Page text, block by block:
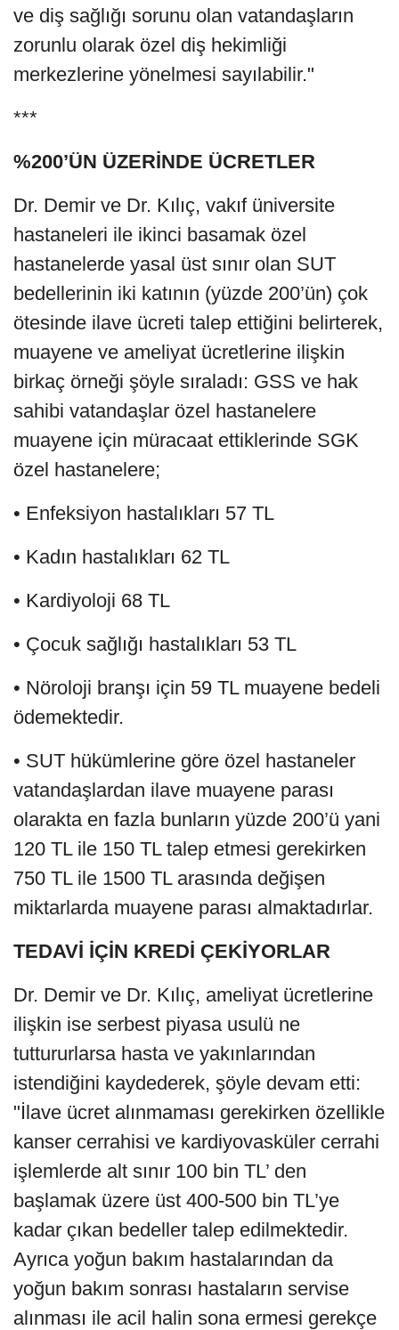
ve diş sağlığı sorunu olan vatandaşların
zorunlu olarak özel diş hekimliği
merkezlerine yönelmesi sayılabilir."
***
%200’ÜN ÜZERİNDE ÜCRETLER
Dr. Demir ve Dr. Kılıç, vakıf üniversite
hastaneleri ile ikinci basamak özel
hastanelerde yasal üst sınır olan SUT
bedellerinin iki katının (yüzde 200’ün) çok
ötesinde ilave ücreti talep ettiğini belirterek,
muayene ve ameliyat ücretlerine ilişkin
birkaç örneği şöyle sıraladı: GSS ve hak
sahibi vatandaşlar özel hastanelere
muayene için müracaat ettiklerinde SGK
özel hastanelere;
• Enfeksiyon hastalıkları 57 TL
• Kadın hastalıkları 62 TL
• Kardiyoloji 68 TL
• Çocuk sağlığı hastalıkları 53 TL
• Nöroloji branşı için 59 TL muayene bedeli
ödemektedir.
• SUT hükümlerine göre özel hastaneler
vatandaşlardan ilave muayene parası
olarakta en fazla bunların yüzde 200’ü yani
120 TL ile 150 TL talep etmesi gerekirken
750 TL ile 1500 TL arasında değişen
miktarlarda muayene parası almaktadırlar.
TEDAVİ İÇİN KREDİ ÇEKİYORLAR
Dr. Demir ve Dr. Kılıç, ameliyat ücretlerine
ilişkin ise serbest piyasa usulü ne
tuttururlarsa hasta ve yakınlarından
istendiğini kaydederek, şöyle devam etti:
"İlave ücret alınmaması gerekirken özellikle
kanser cerrahisi ve kardiyovasküler cerrahi
işlemlerde alt sınır 100 bin TL’ den
başlamak üzere üst 400-500 bin TL’ye
kadar çıkan bedeller talep edilmektedir.
Ayrıca yoğun bakım hastalarından da
yoğun bakım sonrası hastaların servise
alınması ile acil halin sona ermesi gerekçe